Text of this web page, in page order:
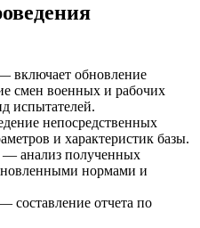
включает обновление
смен военных и рабочих
испытателей.
непосредственных
и характеристик базы.
— анализ полученных
нормами и
составление отчета по